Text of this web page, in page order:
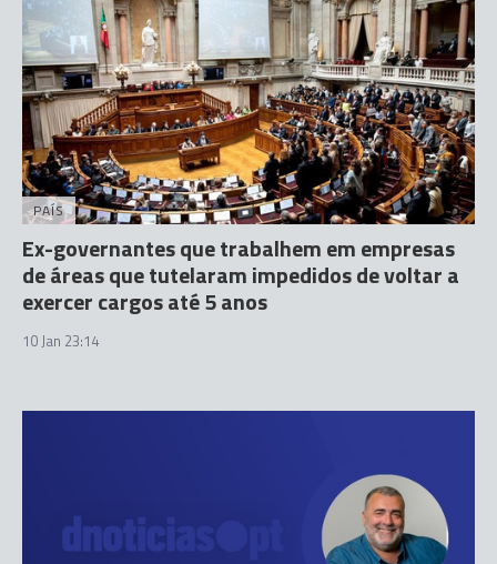
PAÍS
Ex-governantes que trabalhem em empresas
de áreas que tutelaram impedidos de voltar a
exercer cargos até 5 anos
10 Jan 23:14